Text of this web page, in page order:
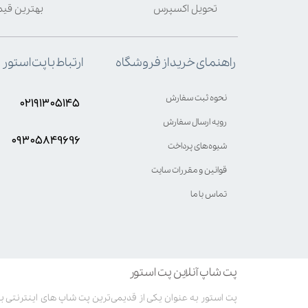
پت شاپ آنلاین پت استور
تحویل اکسپرس بهترین
راهنمای خرید از فروشگاه
نحوه ثبت سفارش
رویه ارسال سفارش
شیوه‌های پرداخت
قوانین و مقررات سایت
تماس با ما
ارتباط با پت استور
۰۲۱۹۱۳۰۵۱۴۵
۰۹۳۰۵8۴9696